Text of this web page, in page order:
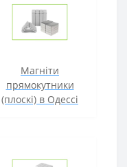
Магніти
прямокутники
(плоскі) в Одессі